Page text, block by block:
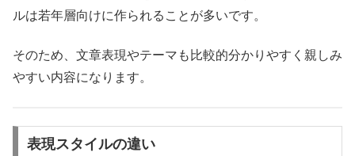
ルは若年層向けに作られることが多いです。
そのため、文章表現やテーマも比較的分かりやすく親しみ
やすい内容になります。
表現スタイルの違い